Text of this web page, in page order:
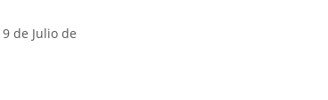
de Julio de